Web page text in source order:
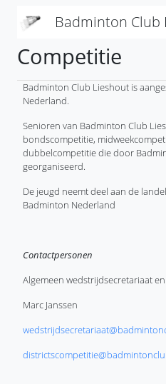
Badminton Club
Competitie
Badminton Club Lieshout is
Nederland.
Senioren van Badminton Club
bondscompetitie,
dubbelcompetitie die door
georganiseerd.
De jeugd neemt deel aan de
Badminton Nederland
Contactpersonen
Algemeen wedstrijdsecretariaat
Marc Janssen